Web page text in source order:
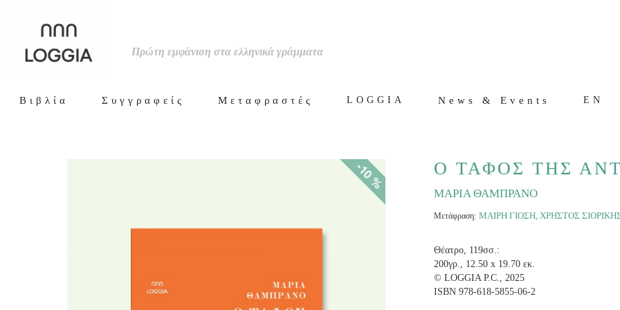
Πρώτη εμφάνιση στα ελληνικά γράμματα
Βιβλία Συγγραφείς Μεταφραστές LOGGIA News & Events EN
-10 % Ο ΤΑΦΟΣ ΤΗΣ
ΜΑΡΙΑ ΘΑΜΠΡΑΝΟ
Μετάφραση: ΜΑΙΡΗ ΓΙΟΣΗ, ΧΡΗΣΤΟΣ
Θέατρο, 119σσ.:
200γρ., 12.50 x 19.70 εκ.
© LOGGIA P.C., 2025
ISBN 978-618-5855-06-2